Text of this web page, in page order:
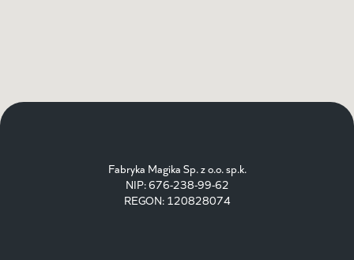
Fabryka Magika Sp. z o.o. sp.k.
NIP: 676-238-99-62
REGON: 120828074